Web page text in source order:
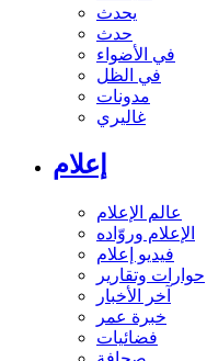
يحدث
حدث
في الأضواء
في الظل
مدونات
غاليري
إعلام
عالم الإعلام
الإعلام وروّاده
فيديو إعلام
حوارات وتقارير
آخر الأخبار
خبرة عمر
فضائيات